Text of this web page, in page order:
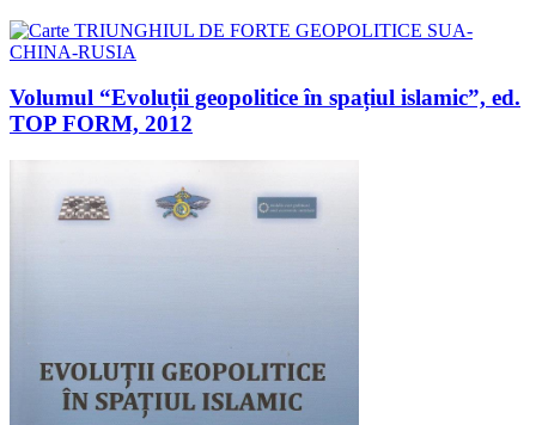
Volumul “Evoluții geopolitice în spațiul islamic”, ed.
TOP FORM, 2012